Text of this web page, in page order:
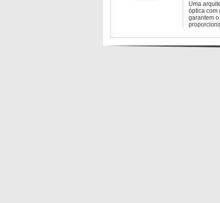
Uma
óptica com
garantem